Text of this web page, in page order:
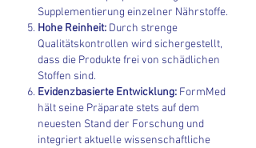
Supplementierung einzelner Nährstoffe.
Hohe Reinheit: Durch strenge
Qualitätskontrollen wird sichergestellt,
dass die Produkte frei von schädlichen
Stoffen sind.
Evidenzbasierte Entwicklung: FormMed
hält seine Präparate stets auf dem
neuesten Stand der Forschung und
integriert aktuelle wissenschaftliche